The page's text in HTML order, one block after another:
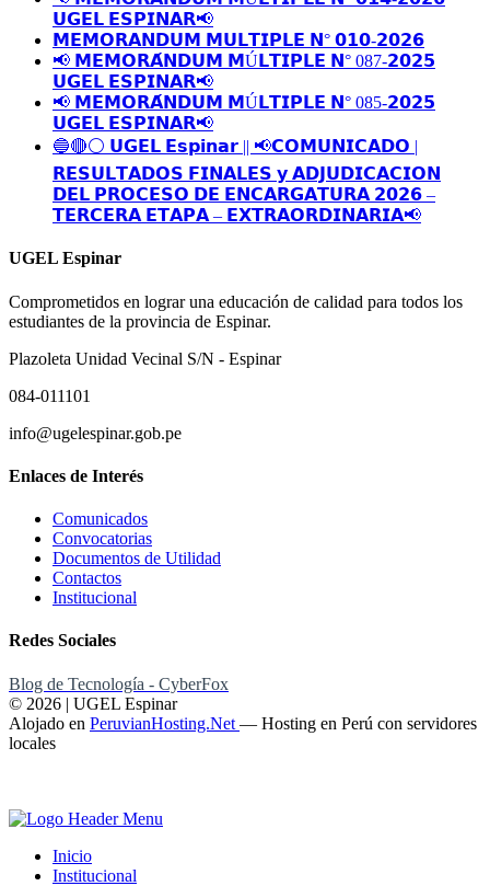
𝗨𝗚𝗘𝗟 𝗘𝗦𝗣𝗜𝗡𝗔𝗥📢
𝗠𝗘𝗠𝗢𝗥𝗔𝗡𝗗𝗨𝗠 𝗠𝗨𝗟𝗧𝗜𝗣𝗟𝗘 𝗡° 𝟬𝟭𝟬-𝟮𝟬𝟮𝟲
📢 𝗠𝗘𝗠𝗢𝗥𝗔́𝗡𝗗𝗨𝗠 𝗠Ú𝗟𝗧𝗜𝗣𝗟𝗘 𝗡° 087-𝟮𝟬𝟮𝟱
𝗨𝗚𝗘𝗟 𝗘𝗦𝗣𝗜𝗡𝗔𝗥📢
📢 𝗠𝗘𝗠𝗢𝗥𝗔́𝗡𝗗𝗨𝗠 𝗠Ú𝗟𝗧𝗜𝗣𝗟𝗘 𝗡° 085-𝟮𝟬𝟮𝟱
𝗨𝗚𝗘𝗟 𝗘𝗦𝗣𝗜𝗡𝗔𝗥📢
🔵🔴⚪️ 𝗨𝗚𝗘𝗟 𝗘𝘀𝗽𝗶𝗻𝗮𝗿 || 📢𝗖𝗢𝗠𝗨𝗡𝗜𝗖𝗔𝗗𝗢 |
𝗥𝗘𝗦𝗨𝗟𝗧𝗔𝗗𝗢𝗦 𝗙𝗜𝗡𝗔𝗟𝗘𝗦 𝘆 𝗔𝗗𝗝𝗨𝗗𝗜𝗖𝗔𝗖𝗜𝗢𝗡
𝗗𝗘𝗟 𝗣𝗥𝗢𝗖𝗘𝗦𝗢 𝗗𝗘 𝗘𝗡𝗖𝗔𝗥𝗚𝗔𝗧𝗨𝗥𝗔 𝟮𝟬𝟮𝟲 –
𝗧𝗘𝗥𝗖𝗘𝗥𝗔 𝗘𝗧𝗔𝗣𝗔 – 𝗘𝗫𝗧𝗥𝗔𝗢𝗥𝗗𝗜𝗡𝗔𝗥𝗜𝗔📢
UGEL Espinar
Comprometidos en lograr una educación de calidad para todos los
estudiantes de la provincia de Espinar.
Plazoleta Unidad Vecinal S/N - Espinar
084-011101
info@ugelespinar.gob.pe
Enlaces de Interés
Comunicados
Convocatorias
Documentos de Utilidad
Contactos
Institucional
Redes Sociales
Blog de Tecnología - CyberFox
© 2026 | UGEL Espinar
Alojado en PeruvianHosting.Net — Hosting en Perú con servidores
locales
Inicio
Institucional